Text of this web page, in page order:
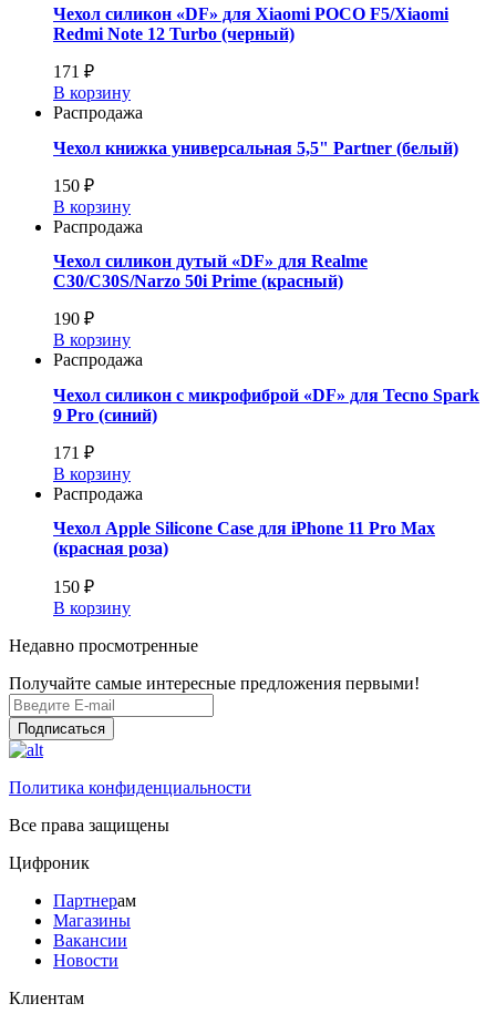
Чехол силикон «DF» для Xiaomi POCO F5/Xiaomi
Redmi Note 12 Turbo (черный)
171 ₽
В корзину
Распродажа
Чехол книжка универсальная 5,5" Partner (белый)
150 ₽
В корзину
Распродажа
Чехол силикон дутый «DF» для Realme
C30/C30S/Narzo 50i Prime (красный)
190 ₽
В корзину
Распродажа
Чехол силикон с микрофиброй «DF» для Tecno Spark
9 Pro (синий)
171 ₽
В корзину
Распродажа
Чехол Apple Silicone Case для iPhone 11 Pro Max
(красная роза)
150 ₽
В корзину
Недавно просмотренные
Получайте самые интересные предложения первыми!
Подписаться
Политика конфиденциальности
Все права защищены
Цифроник
Партнерам
Магазины
Вакансии
Новости
Клиентам